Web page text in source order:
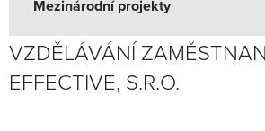
Mezinárodní projekty
VZDĚLÁVÁNÍ
EFFECTIVE, S.R.O.